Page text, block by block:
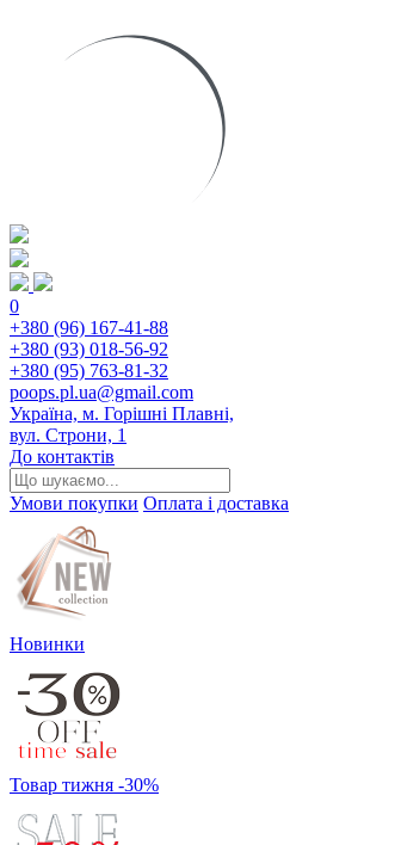
0
+380 (96) 167-41-88
+380 (93) 018-56-92
+380 (95) 763-81-32
poops.pl.ua@gmail.com
Україна, м. Горішні Плавні,
вул. Строни, 1
До контактів
Умови покупки Оплата і доставка
Новинки
Товар тижня -30%